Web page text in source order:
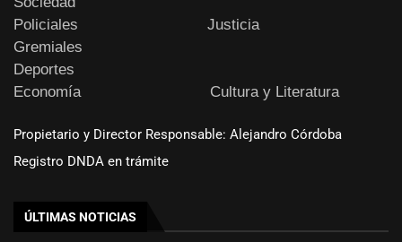
Policiales
Justicia
Gremiales
Deportes
Economía
Cultura y Literatura
Propietario y Director Responsable: Alejandro Córdoba
Registro DNDA en trámite
ÚLTIMAS NOTICIAS